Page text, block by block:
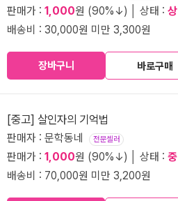
판매가 : 1,000원 (90%↓) │ 상태 : 상
배송비 : 30,000원 미만 3,300원
장바구니 바로구매
[중고] 살인자의 기억법
판매자 : 문학동네 전문셀러
판매가 : 1,000원 (90%↓) │ 상태 : 중
배송비 : 70,000원 미만 3,200원